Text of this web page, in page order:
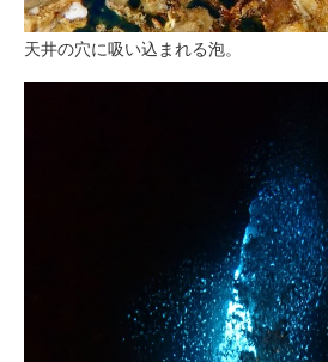
天井の穴に吸い込まれる泡。